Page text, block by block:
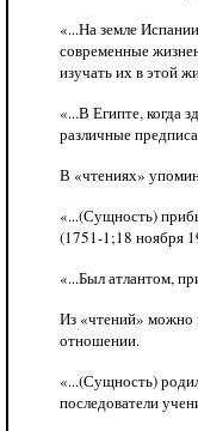
«...На земле
современные
изучать их в этой
«...В Египте, когда
различные
В «чтениях»
«...(Сущность)
(1751-1;18 ноября
«...Был атлантом,
Из «чтений» можно
отношении.
«...(Сущность)
последователи